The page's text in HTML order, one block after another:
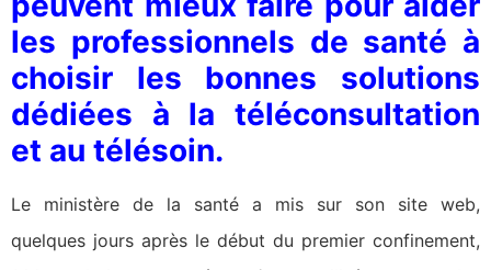
les professionnels de santé à
choisir les bonnes solutions
dédiées à la téléconsultation
et au télésoin.
Le ministère de la santé a mis sur son site web,
quelques jours après le début du premier confinement,